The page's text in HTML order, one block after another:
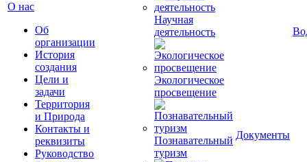
О нас
Об
организации
История
создания
Цели и
задачи
Территория
и Природа
Контакты и
реквизиты
Руководство
Научная
деятельность
Экологическое
просвещение
Познавательный
туризм
Документы